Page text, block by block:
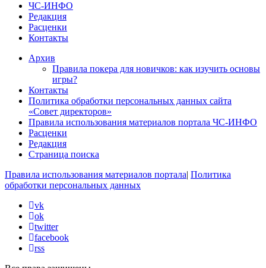
ЧС-ИНФО
Редакция
Расценки
Контакты
Архив
Правила покера для новичков: как изучить основы
игры?
Контакты
Политика обработки персональных данных сайта
«Совет директоров»
Правила использования материалов портала ЧС-ИНФО
Расценки
Редакция
Страница поиска
Правила использования материалов портала| Политика
обработки персональных данных
vk
ok
twitter
facebook
rss